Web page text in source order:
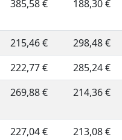
385,58 € 188,30 €
215,46 € 298,48 €
222,77 € 285,24 €
269,88 € 214,36 €
227,04 € 213,08 €